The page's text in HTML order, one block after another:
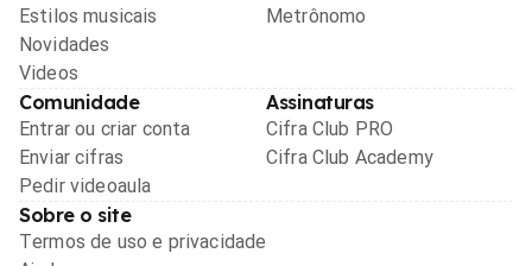
Estilos musicais
Novidades
Videos
Metrônomo
Comunidade
Entrar ou criar conta
Enviar cifras
Pedir videoaula
Assinaturas
Cifra Club PRO
Cifra Club Academy
Sobre o site
Termos de uso e privacidade